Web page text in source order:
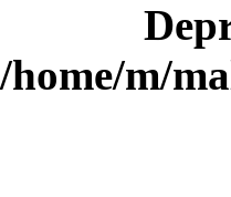
/home/m/